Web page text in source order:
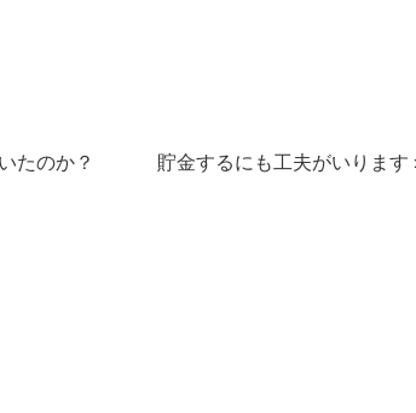
たのか？ 貯金するにも工夫がいります